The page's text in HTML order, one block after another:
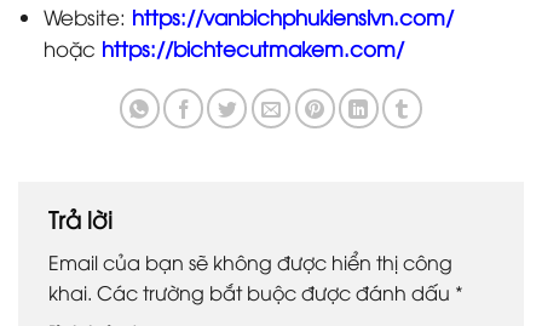
Website: https://vanbichphukienslvn.com/
hoặc https://bichtecutmakem.com/
Trả lời
Email của bạn sẽ không được hiển thị công
khai. Các trường bắt buộc được đánh dấu *